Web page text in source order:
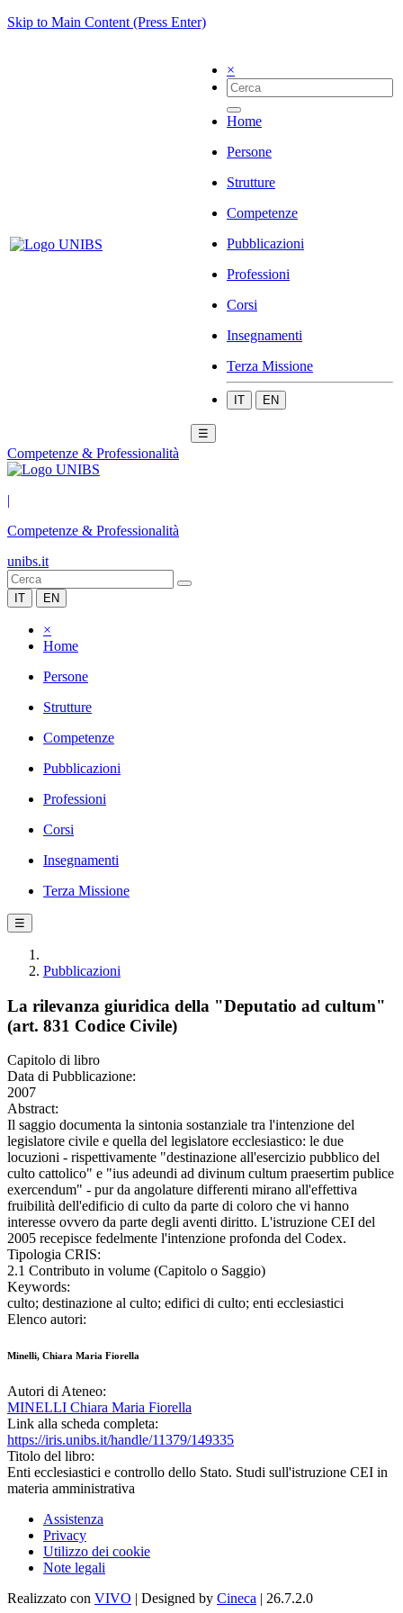
Skip to Main Content (Press Enter)
×
Home
Persone
Strutture
Competenze
Pubblicazioni
Professioni
Corsi
Insegnamenti
Terza Missione
IT EN
☰
Competenze & Professionalità
|
Competenze & Professionalità
unibs.it
IT EN
×
Home
Persone
Strutture
Competenze
Pubblicazioni
Professioni
Corsi
Insegnamenti
Terza Missione
☰
Pubblicazioni
La rilevanza giuridica della "Deputatio ad cultum"
(art. 831 Codice Civile)
Capitolo di libro
Data di Pubblicazione:
2007
Abstract:
Il saggio documenta la sintonia sostanziale tra l'intenzione del
legislatore civile e quella del legislatore ecclesiastico: le due
locuzioni - rispettivamente "destinazione all'esercizio pubblico del
culto cattolico" e "ius adeundi ad divinum cultum praesertim publice
exercendum" - pur da angolature differenti mirano all'effettiva
fruibilità dell'edificio di culto da parte di coloro che vi hanno
interesse ovvero da parte degli aventi diritto. L'istruzione CEI del
2005 recepisce fedelmente l'intenzione profonda del Codex.
Tipologia CRIS:
2.1 Contributo in volume (Capitolo o Saggio)
Keywords:
culto; destinazione al culto; edifici di culto; enti ecclesiastici
Elenco autori:
Minelli, Chiara Maria Fiorella
Autori di Ateneo:
MINELLI Chiara Maria Fiorella
Link alla scheda completa:
https://iris.unibs.it/handle/11379/149335
Titolo del libro:
Enti ecclesiastici e controllo dello Stato. Studi sull'istruzione CEI in
materia amministrativa
Assistenza
Privacy
Utilizzo dei cookie
Note legali
Realizzato con VIVO | Designed by Cineca | 26.7.2.0